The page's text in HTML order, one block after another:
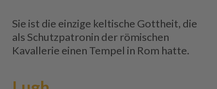
Sie ist die einzige keltische Gottheit, die
als Schutzpatronin der römischen
Kavallerie einen Tempel in Rom hatte.